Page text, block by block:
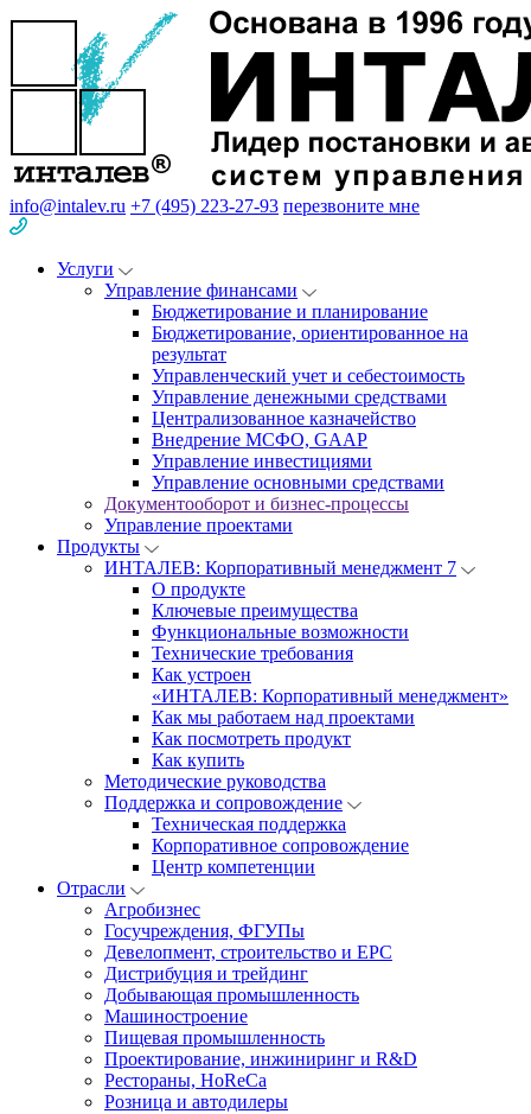
info@intalev.ru +7 (495) 223-27-93 перезвоните мне
Услуги
Управление финансами
Бюджетирование и планирование
Бюджетирование, ориентированное на
результат
Управленческий учет и себестоимость
Управление денежными средствами
Централизованное казначейство
Внедрение МСФО, GAAP
Управление инвестициями
Управление основными средствами
Документооборот и бизнес-процессы
Управление проектами
Продукты
ИНТАЛЕВ: Корпоративный менеджмент 7
О продукте
Ключевые преимущества
Функциональные возможности
Технические требования
Как устроен
«ИНТАЛЕВ: Корпоративный менеджмент»
Как мы работаем над проектами
Как посмотреть продукт
Как купить
Методические руководства
Поддержка и сопровождение
Техническая поддержка
Корпоративное сопровождение
Центр компетенции
Отрасли
Агробизнес
Госучреждения, ФГУПы
Девелопмент, строительство и EPC
Дистрибуция и трейдинг
Добывающая промышленность
Машиностроение
Пищевая промышленность
Проектирование, инжиниринг и R&D
Рестораны, HoReCa
Розница и автодилеры